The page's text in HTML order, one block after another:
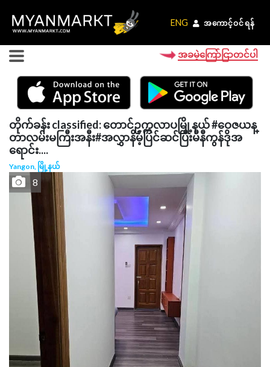
ENG အကောင့်ဝင်ရန်
ENG အကောင့်ဝင်ရန်
အခမဲ့ကြော်ငြာတင်ပါ
တိုက်ခန်း classified: တောင်ဥက္ကလာပမြို့နယ် #ဝေဇယန္
တာလမ်းမကြီးအနီး#အလွှာနိမ့်ပြင်ဆင်ပြီးမီနီကွန်ဒိုအ
ရောင်း....
Yangon, မြို့နယ်
8